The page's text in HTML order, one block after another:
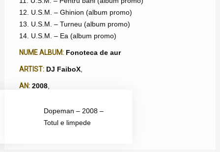
12. U.S.M. – Ghinion (album promo)
13. U.S.M. – Turneu (album promo)
14. U.S.M. – Ea (album promo)
NUME ALBUM: Fonoteca de aur
ARTIST: DJ FaiboX,
AN: 2008,
PAGINĂ ARTIST: DJ Faibo X
Dopeman – 2008 –
Totul e limpede